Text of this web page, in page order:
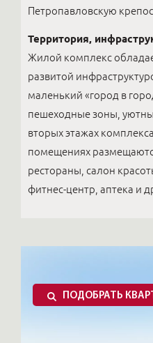
Петропавловскую
Территория,
Жилой комплекс
развитой
маленький «город в
пешеходные зоны,
вторых этажах
помещениях
рестораны, салон
фитнес-центр, аптека и
ПОДОБРАТЬ